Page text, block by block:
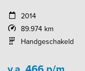
2014
89.974 km
Handgeschakeld